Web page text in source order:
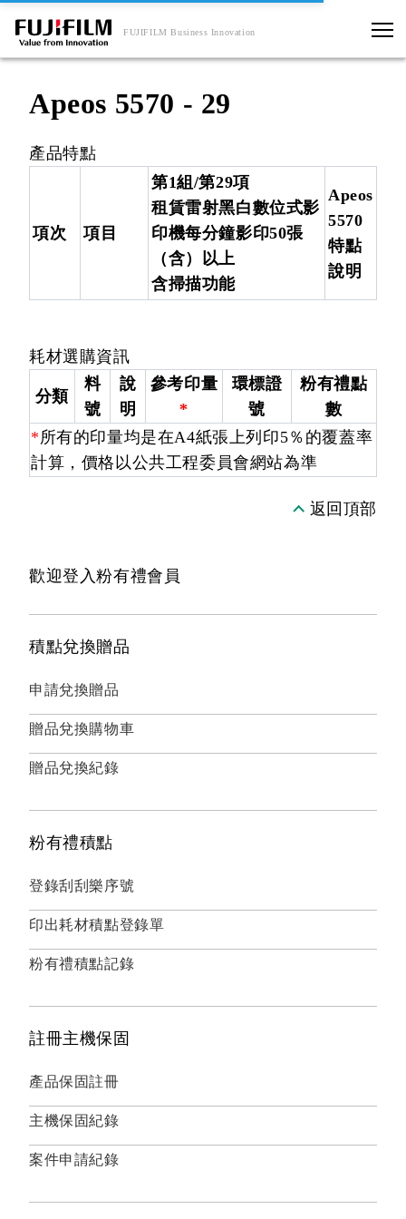
FUJIFILM Business Innovation
Apeos 5570 - 29
產品特點
項次 項目
第1組/第29項
租賃雷射黑白數位式影
印機每分鐘影印50張
（含）以上
含掃描功能
Apeos
5570
特點
說明
耗材選購資訊
分類
料
號
說
明
參考印量
*
環標證
號
粉有禮點
數
*所有的印量均是在A4紙張上列印5％的覆蓋率
計算，價格以公共工程委員會網站為準
返回頂部
歡迎登入粉有禮會員
積點兌換贈品
申請兌換贈品
贈品兌換購物車
贈品兌換紀錄
粉有禮積點
登錄刮刮樂序號
印出耗材積點登錄單
粉有禮積點記錄
註冊主機保固
產品保固註冊
主機保固紀錄
案件申請紀錄